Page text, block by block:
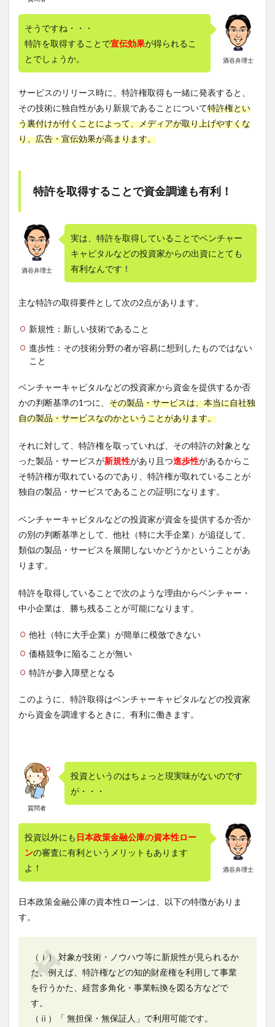
酒谷弁理士
そうですね・・・
特許を取得することで宣伝効果が得られるこ
とでしょうか。
サービスのリリース時に、特許権取得も一緒に発表すると、
その技術に独自性があり新規であることについて特許権とい
う裏付けが付くことによって、メディアが取り上げやすくな
り、広告・宣伝効果が高まります。
特許を取得することで資金調達も有利！
酒谷弁理士
実は、特許を取得していることでベンチャー
キャピタルなどの投資家からの出資にとても
有利なんです！
主な特許の取得要件として次の2点があります。
新規性：新しい技術であること
進歩性：その技術分野の者が容易に想到したものではない
こと
ベンチャーキャピタルなどの投資家から資金を提供するか否
かの判断基準の1つに、 その製品・サービスは、本当に自社独
自の製品・サービスなのかということがあります。
それに対して、特許権を取っていれば、その特許の対象とな
った製品・サービスが新規性があり且つ進歩性があるからこ
そ特許権が取れているのであり、特許権が取れていることが
独自の製品・サービスであることの証明になります。
ベンチャーキャピタルなどの投資家が資金を提供するか否か
の別の判断基準として、他社（特に大手企業）が追従して、
類似の製品・サービスを展開しないかどうかということがあ
ります。
特許を取得していることで次のような理由からベンチャー・
中小企業は、勝ち残ることが可能になります。
他社（特に大手企業）が簡単に模倣できない
価格競争に陥ることが無い
特許が参入障壁となる
このように、特許取得はベンチャーキャピタルなどの投資家
から資金を調達するときに、有利に働きます。
質問者
投資というのはちょっと現実味がないのです
が・・・
酒谷弁理士
投資以外にも 日本政策金融公庫の資本性ロー
ンの審査に有利というメリットもあります
よ！
日本政策金融公庫の資本性ローンは、以下の特徴がありま
す。
（ⅰ） 対象が技術・ノウハウ等に新規性が見られるか
た。例えば、特許権などの知的財産権を利用して事業
を行うかた、経営多角化・事業転換を図る方などで
す。
（ⅱ）「 無担保・無保証人」で利用可能です。